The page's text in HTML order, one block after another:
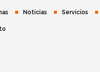
Noticias Servicios